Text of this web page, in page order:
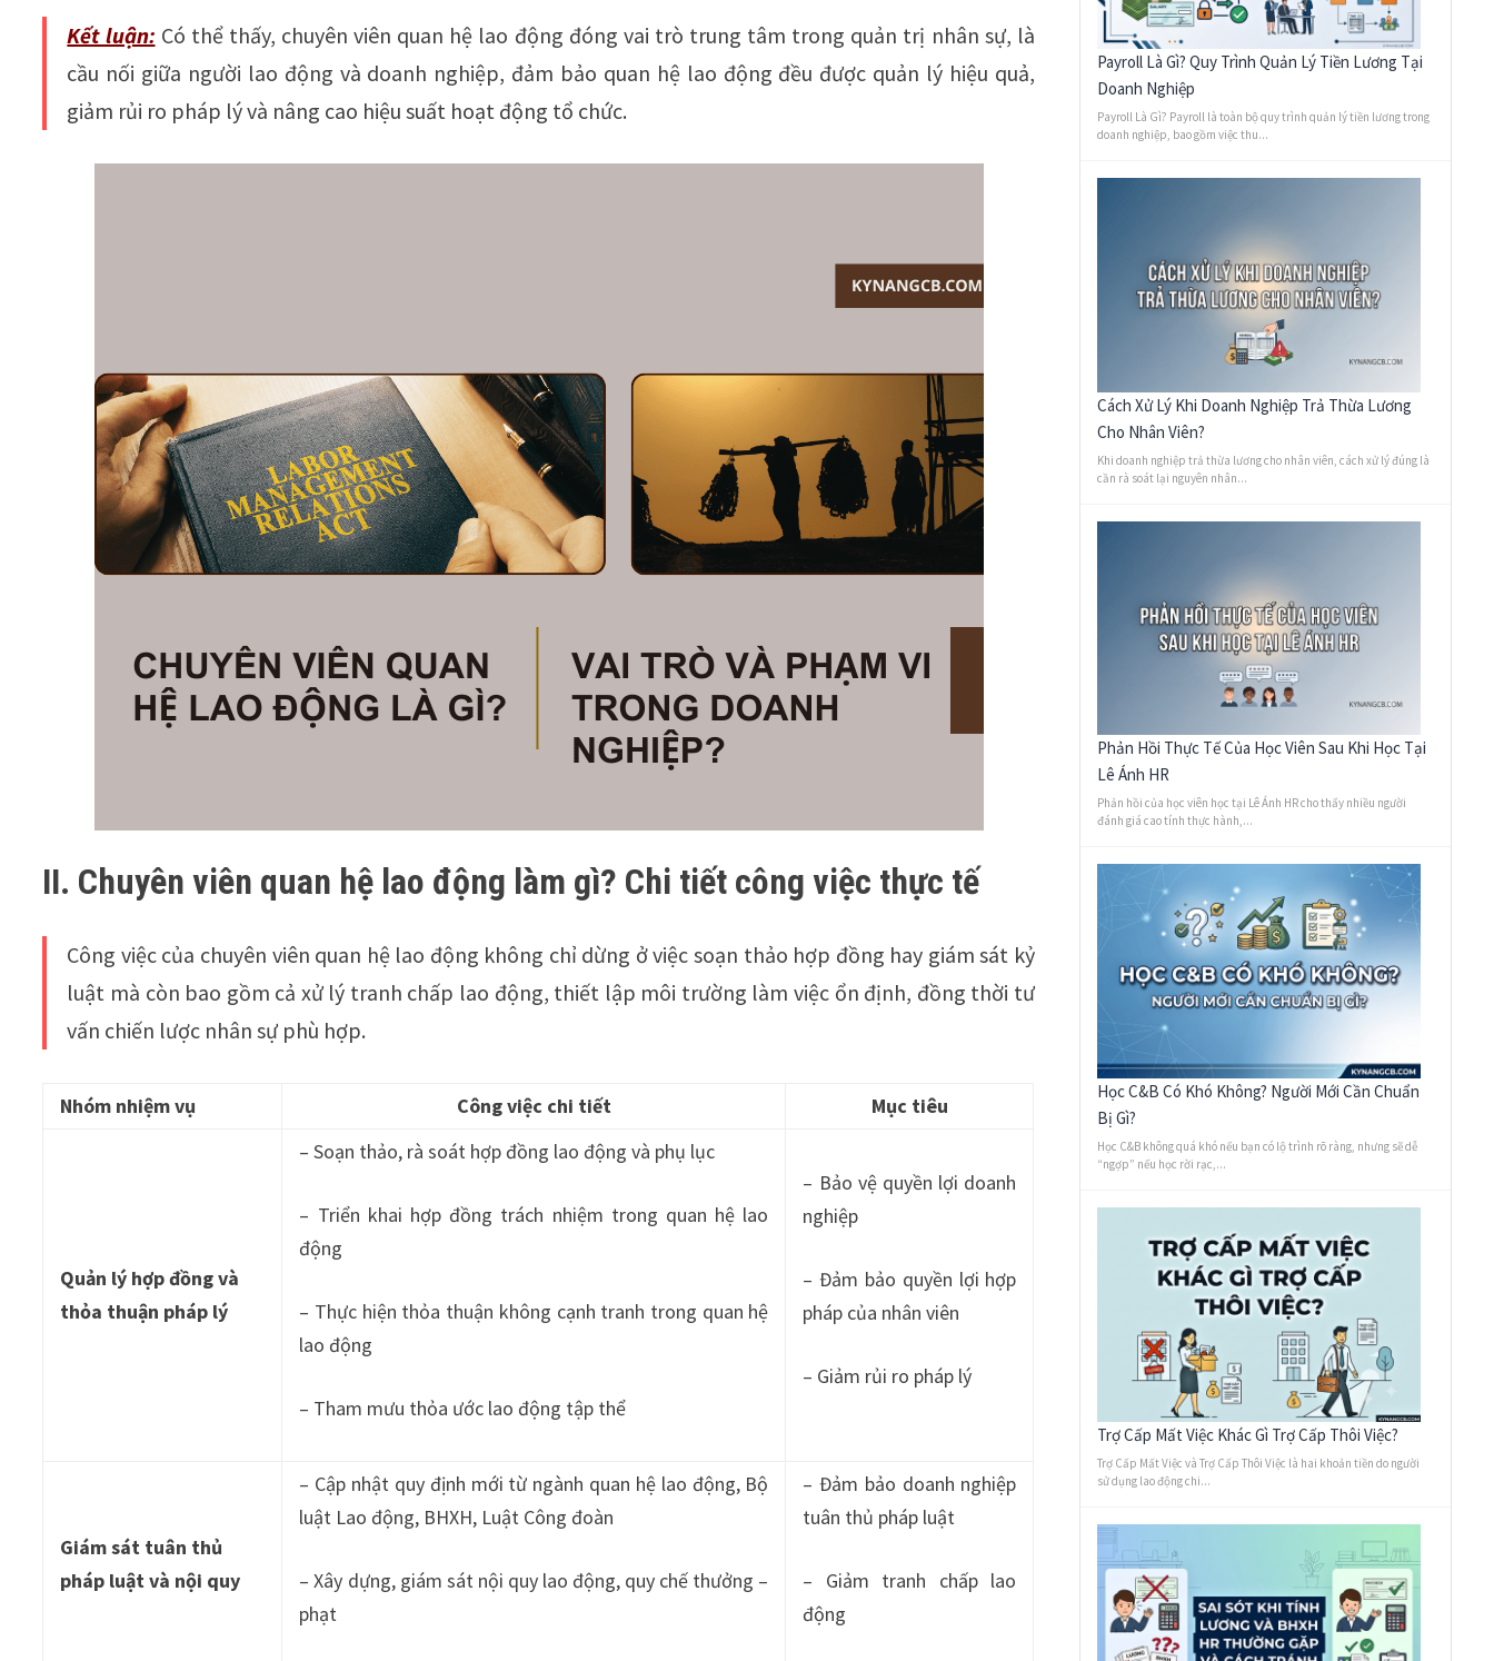
Kết luận: Có thể thấy, chuyên viên quan hệ lao động đóng vai trò trung tâm trong quản trị nhân sự, là
cầu nối giữa người lao động và doanh nghiệp, đảm bảo quan hệ lao động đều được quản lý hiệu quả,
giảm rủi ro pháp lý và nâng cao hiệu suất hoạt động tổ chức.
II. Chuyên viên quan hệ lao động làm gì? Chi tiết công việc thực tế
Công việc của chuyên viên quan hệ lao động không chỉ dừng ở việc soạn thảo hợp đồng hay giám sát kỷ
luật mà còn bao gồm cả xử lý tranh chấp lao động, thiết lập môi trường làm việc ổn định, đồng thời tư
vấn chiến lược nhân sự phù hợp.
Nhóm nhiệm vụ Công việc chi tiết Mục tiêu
Quản lý hợp đồng và
thỏa thuận pháp lý
– Soạn thảo, rà soát hợp đồng lao động và phụ lục
– Triển khai hợp đồng trách nhiệm trong quan hệ lao
động
– Thực hiện thỏa thuận không cạnh tranh trong quan hệ
lao động
– Tham mưu thỏa ước lao động tập thể
– Bảo vệ quyền lợi doanh
nghiệp
– Đảm bảo quyền lợi hợp
pháp của nhân viên
– Giảm rủi ro pháp lý
Giám sát tuân thủ
pháp luật và nội quy
– Cập nhật quy định mới từ ngành quan hệ lao động, Bộ
luật Lao động, BHXH, Luật Công đoàn
– Xây dựng, giám sát nội quy lao động, quy chế thưởng –
phạt
– Đảm bảo doanh nghiệp
tuân thủ pháp luật
– Giảm tranh chấp lao
động
Payroll Là Gì? Quy Trình Quản Lý Tiền Lương Tại
Doanh Nghiệp
Payroll Là Gì? Payroll là toàn bộ quy trình quản lý tiền lương trong
doanh nghiệp, bao gồm việc thu...
Cách Xử Lý Khi Doanh Nghiệp Trả Thừa Lương
Cho Nhân Viên?
Khi doanh nghiệp trả thừa lương cho nhân viên, cách xử lý đúng là
cần rà soát lại nguyên nhân...
Phản Hồi Thực Tế Của Học Viên Sau Khi Học Tại
Lê Ánh HR
Phản hồi của học viên học tại Lê Ánh HR cho thấy nhiều người
đánh giá cao tính thực hành,...
Học C&B Có Khó Không? Người Mới Cần Chuẩn
Bị Gì?
Học C&B không quá khó nếu bạn có lộ trình rõ ràng, nhưng sẽ dễ
“ngợp” nếu học rời rạc,...
Trợ Cấp Mất Việc Khác Gì Trợ Cấp Thôi Việc?
Trợ Cấp Mất Việc và Trợ Cấp Thôi Việc là hai khoản tiền do người
sử dụng lao động chi...